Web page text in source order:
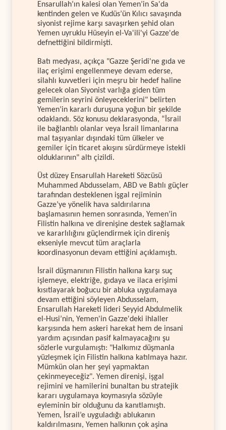
Ensarullah’ın kalesi olan Yemen’in Sa'da
kentinden gelen ve Kudüs’ün Kılıcı savaşında
siyonist rejime karşı savaşırken şehid olan
Yemen uyruklu Hüseyin el-Va'ili'yi Gazze'de
defnettiğini bildirmişti.
Batı medyası, açıkça "Gazze Şeridi'ne gıda ve
ilaç erişimi engellenmeye devam ederse,
silahlı kuvvetleri için meşru bir hedef haline
gelecek olan Siyonist varlığa giden tüm
gemilerin seyrini önleyeceklerini" belirten
Yemen’in kararlı duruşuna yoğun bir şekilde
odaklandı. Söz konusu deklarasyonda, “İsrail
ile bağlantılı olanlar veya İsrail limanlarına
mal taşıyanlar dışındaki tüm ülkeler ve
gemiler için ticaret akışını sürdürmeye istekli
olduklarının" altı çizildi.
Üst düzey Ensarullah Hareketi Sözcüsü
Muhammed Abdusselam, ABD ve Batılı güçler
tarafından desteklenen işgal rejiminin
Gazze’ye yönelik hava saldırılarına
başlamasının hemen sonrasında, Yemen’in
Filistin halkına ve direnişine destek sağlamak
ve kararlılığını güçlendirmek için direniş
ekseniyle mevcut tüm araçlarla
koordinasyonun devam ettiğini açıklamıştı.
İsrail düşmanının Filistin halkına karşı suç
işlemeye, elektriğe, gıdaya ve ilaca erişimi
kısıtlayarak boğucu bir abluka uygulamaya
devam ettiğini söyleyen Abdusselam,
Ensarullah Hareketi lideri Seyyid Abdulmelik
el-Husi’nin, Yemen'in Gazze'deki ihlaller
karşısında hem askeri harekat hem de insani
yardım açısından pasif kalmayacağını şu
sözlerle vurgulamıştı: "Halkımız düşmanla
yüzleşmek için Filistin halkına katılmaya hazır.
Mümkün olan her şeyi yapmaktan
çekinmeyeceğiz". Yemen direnişi, işgal
rejimini ve hamilerini bunaltan bu stratejik
kararı uygulamaya koymasıyla sözüyle
eyleminin bir olduğunu da kanıtlamıştı.
Yemen, İsrail’e uyguladığı ablukanın
kaldırılmasını, Yemen halkının çok aşina